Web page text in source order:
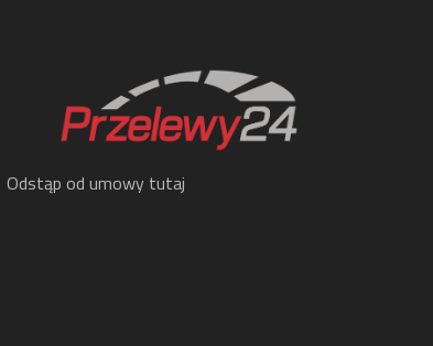
Odstąp od umowy tutaj